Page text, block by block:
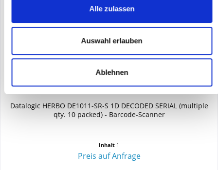
Alle zulassen
Auswahl erlauben
Ablehnen
DATALOGIC DE1011-SR-S
Datalogic HERBO DE1011-SR-S 1D DECODED SERIAL (multiple
qty. 10 packed) - Barcode-Scanner
Inhalt 1
Preis auf Anfrage